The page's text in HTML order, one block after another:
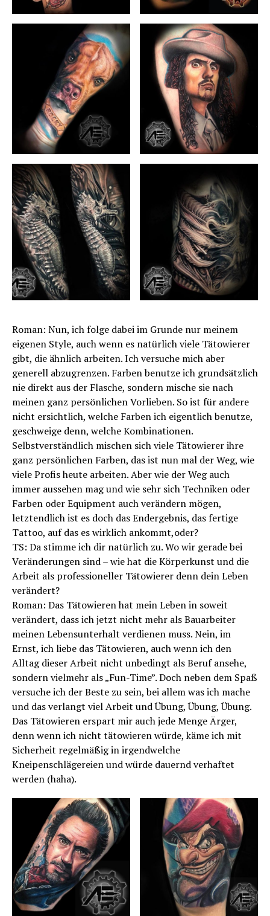
Roman: Nun, ich folge dabei im Grunde nur meinem
eigenen Style, auch wenn es natürlich viele Tätowierer
gibt, die ähnlich arbeiten. Ich versuche mich aber
generell abzugrenzen. Farben benutze ich grundsätzlich
nie direkt aus der Flasche, sondern mische sie nach
meinen ganz persönlichen Vorlieben. So ist für andere
nicht ersichtlich, welche Farben ich eigentlich benutze,
geschweige denn, welche Kombinationen.
Selbstverständlich mischen sich viele Tätowierer ihre
ganz persönlichen Farben, das ist nun mal der Weg, wie
viele Profis heute arbeiten. Aber wie der Weg auch
immer aussehen mag und wie sehr sich Techniken oder
Farben oder Equipment auch verändern mögen,
letztendlich ist es doch das Endergebnis, das fertige
Tattoo, auf das es wirklich ankommt,oder?
TS: Da stimme ich dir natürlich zu. Wo wir gerade bei
Veränderungen sind – wie hat die Körperkunst und die
Arbeit als professioneller Tätowierer denn dein Leben
verändert?
Roman: Das Tätowieren hat mein Leben in soweit
verändert, dass ich jetzt nicht mehr als Bauarbeiter
meinen Lebensunterhalt verdienen muss. Nein, im
Ernst, ich liebe das Tätowieren, auch wenn ich den
Alltag dieser Arbeit nicht unbedingt als Beruf ansehe,
sondern vielmehr als „Fun-­Time”. Doch neben dem Spaß
versuche ich der Beste zu sein, bei allem was ich mache
und das verlangt viel Arbeit und Übung, Übung, Übung.
Das Tätowieren erspart mir auch jede Menge Ärger,
denn wenn ich nicht tätowieren würde, käme ich mit
Sicherheit regelmäßig in irgendwelche
Kneipenschlägereien und würde dauernd verhaftet
werden (haha).